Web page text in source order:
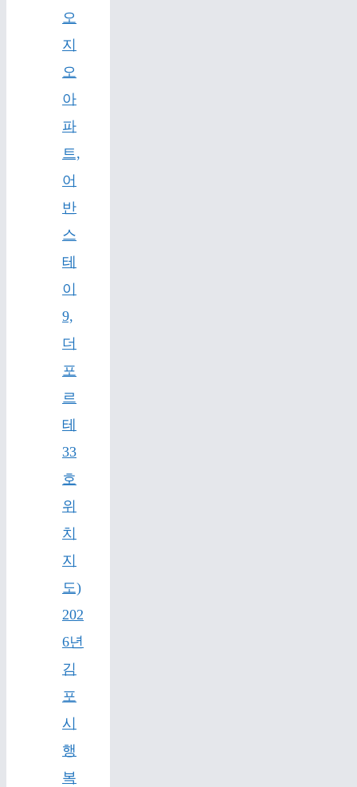
오
지
오
아
파
트,
어
반
스
테
이
9,
더
포
르
테
33
호
위
치
지
도)
202
6년
김
포
시
행
복